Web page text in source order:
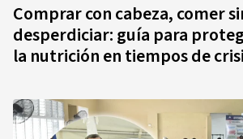
Comprar con cabeza, comer
desperdiciar: guía para
la nutrición en tiempos de